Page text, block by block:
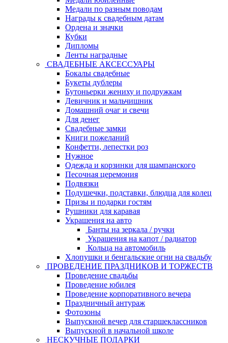
Медали по разным поводам
Награды к свадебным датам
Ордена и значки
Кубки
Дипломы
Ленты наградные
СВАДЕБНЫЕ АКСЕССУАРЫ
Бокалы свадебные
Букеты дублеры
Бутоньерки жениху и подружкам
Девичник и мальчишник
Домашний очаг и свечи
Для денег
Свадебные замки
Книги пожеланий
Конфетти, лепестки роз
Нужное
Одежда и корзинки для шампанского
Песочная церемония
Подвязки
Подушечки, подставки, блюдца для колец
Призы и подарки гостям
Рушники для каравая
Украшения на авто
Банты на зеркала / ручки
Украшения на капот / радиатор
Кольца на автомобиль
Хлопушки и бенгальские огни на свадьбу
ПРОВЕДЕНИЕ ПРАЗДНИКОВ И ТОРЖЕСТВ
Проведение свадьбы
Проведение юбилея
Проведение корпоративного вечера
Праздничный антураж
Фотозоны
Выпускной вечер для старшеклассников
Выпускной в начальной школе
НЕСКУЧНЫЕ ПОДАРКИ